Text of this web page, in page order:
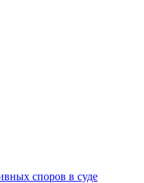
споров в суде